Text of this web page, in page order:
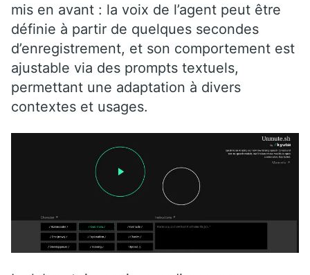
mis en avant : la voix de l’agent peut être
définie à partir de quelques secondes
d’enregistrement, et son comportement est
ajustable via des prompts textuels,
permettant une adaptation à divers
contextes et usages.